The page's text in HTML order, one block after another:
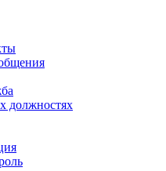
должностях